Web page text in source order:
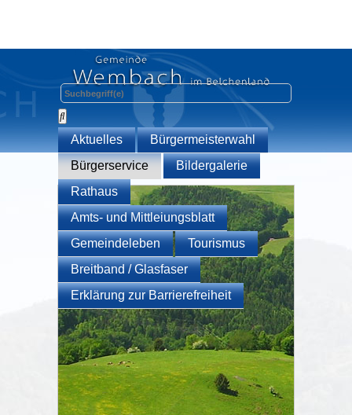
Aktuelles
Bürgermeisterwahl
Bürgerservice
Bildergalerie
Rathaus
Amts- und Mittleiungsblatt
Gemeindeleben
Tourismus
Breitband / Glasfaser
Erklärung zur Barrierefreiheit